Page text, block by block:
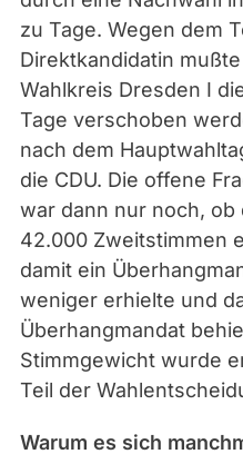
zu Tage. Wegen dem
Direktkandidatin
Wahlkreis Dresden I
Tage verschoben
nach dem
die CDU. Die offene
war dann nur noch, ob
42.000 Zweitstimmen
damit ein
weniger erhielte und
Überhangmandat
Stimmgewicht wurde
Teil der
Warum es sich